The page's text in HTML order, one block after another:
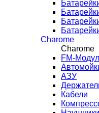
Charome
Charome
FM-
АЗУ
Кабели